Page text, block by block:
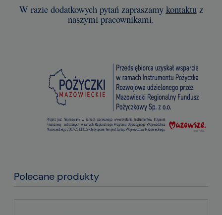
W razie dodatkowych pytań zapraszamy kontaktu z
naszymi pracownikami.
Polecane produkty